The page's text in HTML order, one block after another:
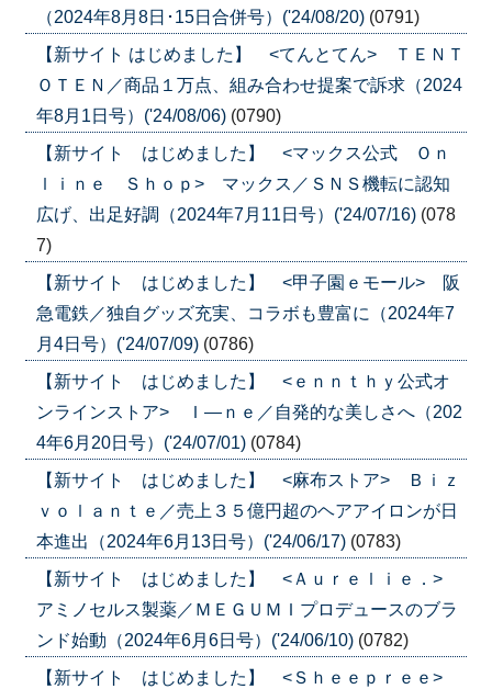
（2024年8月8日･15日合併号）('24/08/20) (0791)
【新サイト はじめました】 <てんとてん> ＴＥＮＴ
ＯＴＥＮ／商品１万点、組み合わせ提案で訴求（2024
年8月1日号）('24/08/06) (0790)
【新サイト はじめました】 <マックス公式 Ｏｎ
ｌｉｎｅ Ｓｈｏｐ> マックス／ＳＮＳ機転に認知
広げ、出足好調（2024年7月11日号）('24/07/16) (078
7)
【新サイト はじめました】 <甲子園ｅモール> 阪
急電鉄／独自グッズ充実、コラボも豊富に（2024年7
月4日号）('24/07/09) (0786)
【新サイト はじめました】 <ｅｎｎｔｈｙ公式オ
ンラインストア> Ｉ―ｎｅ／自発的な美しさへ（202
4年6月20日号）('24/07/01) (0784)
【新サイト はじめました】 <麻布ストア> Ｂｉｚ
ｖｏｌａｎｔｅ／売上３５億円超のヘアアイロンが日
本進出（2024年6月13日号）('24/06/17) (0783)
【新サイト はじめました】 <Ａｕｒｅｌｉｅ．>
アミノセルス製薬／ＭＥＧＵＭＩプロデュースのブラ
ンド始動（2024年6月6日号）('24/06/10) (0782)
【新サイト はじめました】 <Ｓｈｅｅｐｒｅｅ>